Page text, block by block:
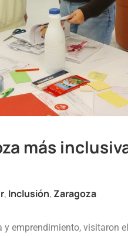
más
, Inclusión, Zaragoza
emprendimiento, visitaron